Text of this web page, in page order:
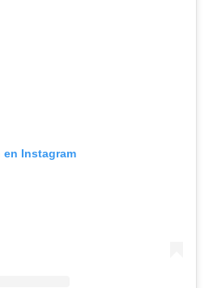
en Instagram